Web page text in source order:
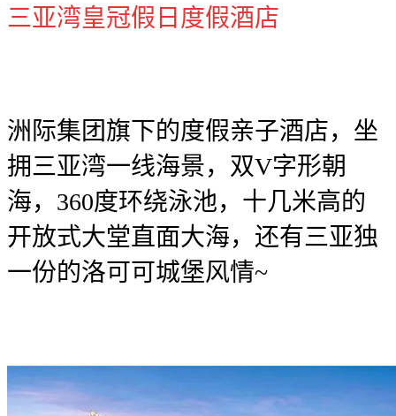
三亚湾皇冠假日度假酒店
洲际集团旗下的度假亲子酒店，坐
拥三亚湾一线海景，双V字形朝
海，360度环绕泳池，十几米高的
开放式大堂直面大海，还有三亚独
一份的洛可可城堡风情~